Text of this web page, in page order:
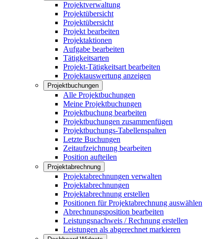
Projektverwaltung
Projektübersicht
Projektübersicht
Projekt bearbeiten
Projektaktionen
Aufgabe bearbeiten
Tätigkeitsarten
Projekt-Tätigkeitsart bearbeiten
Projektauswertung anzeigen
Projektbuchungen
Alle Projektbuchungen
Meine Projektbuchungen
Projektbuchung bearbeiten
Projektbuchungen zusammenfügen
Projektbuchungs-Tabellenspalten
Letzte Buchungen
Zeitaufzeichnung bearbeiten
Position aufteilen
Projektabrechnung
Projektabrechnungen verwalten
Projektabrechnungen
Projektabrechnung erstellen
Positionen für Projektabrechnung auswählen
Abrechnungsposition bearbeiten
Leistungsnachweis / Rechnung erstellen
Leistungen als abgerechnet markieren